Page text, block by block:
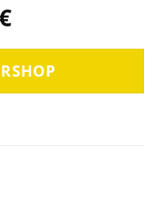
€Aktueller
ist:
469,00 €.